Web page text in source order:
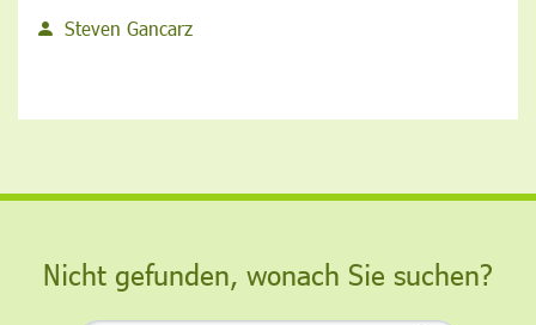
Steven Gancarz
Nicht gefunden, wonach Sie suchen?